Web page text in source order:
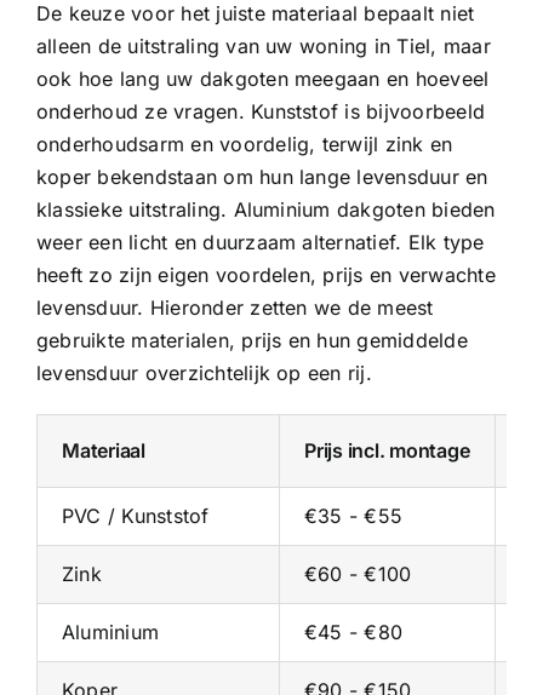
De keuze voor het juiste materiaal bepaalt niet
alleen de uitstraling van uw woning in Tiel, maar
ook hoe lang uw dakgoten meegaan en hoeveel
onderhoud ze vragen. Kunststof is bijvoorbeeld
onderhoudsarm en voordelig, terwijl zink en
koper bekendstaan om hun lange levensduur en
klassieke uitstraling. Aluminium dakgotenbieden
weer een licht en duurzaam alternatief. Elk type
heeft zo zijn eigen voordelen, prijs en verwachte
levensduur. Hieronder zetten we de meest
gebruikte materialen, prijs en hun gemiddelde
levensduur overzichtelijk op een rij.
Materiaal Prijs incl. montage
PVC / Kunststof €35 - €55
Zink €60 - €100
Aluminium €45 - €80